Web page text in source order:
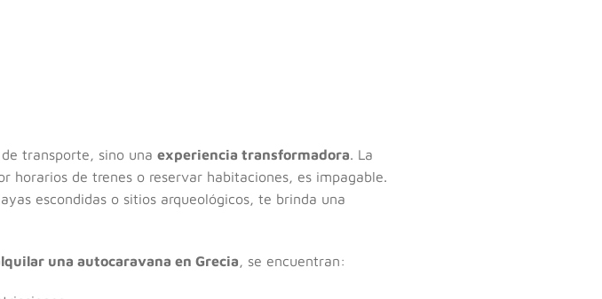
transporte, sino una experiencia transformadora. La
horarios de trenes o reservar habitaciones, es impagable.
escondidas o sitios arqueológicos, te brinda una
una autocaravana en Grecia, se encuentran: